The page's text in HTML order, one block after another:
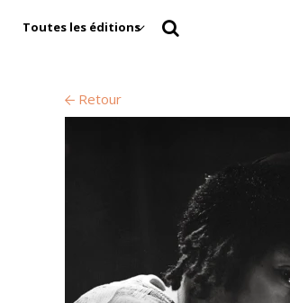
Toutes les éditions
Retour